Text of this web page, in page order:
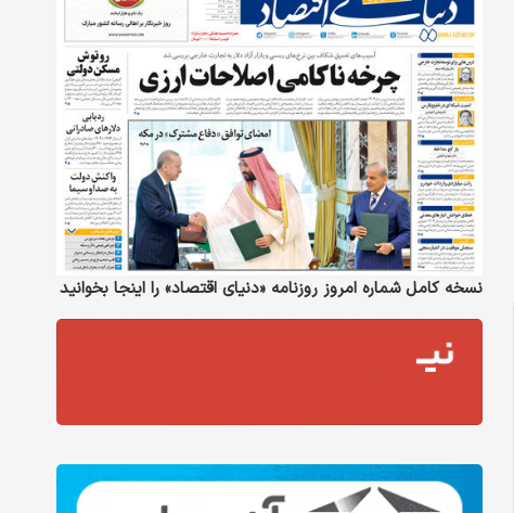
نسخه کامل شماره امروز روزنامه «دنیای‌ اقتصاد» را اینجا بخوانید